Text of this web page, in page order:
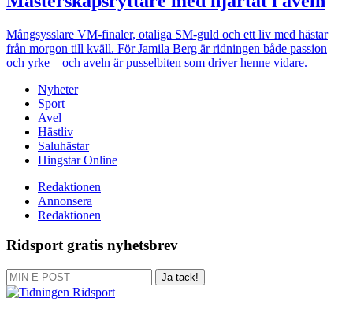
Mångsysslare VM-finaler, otaliga SM-guld och ett liv med hästar
från morgon till kväll. För Jamila Berg är ridningen både passion
och yrke – och aveln är pusselbiten som driver henne vidare.
Nyheter
Sport
Avel
Hästliv
Saluhästar
Hingstar Online
Redaktionen
Annonsera
Redaktionen
Ridsport gratis nyhetsbrev
Ja tack!